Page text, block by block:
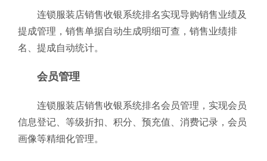
连锁服装店销售收银系统排名实现导购销售业绩及
提成管理，销售单据自动生成明细可查，销售业绩排
名、提成自动统计。
会员管理
连锁服装店销售收银系统排名会员管理，实现会员
信息登记、等级折扣、积分、预充值、消费记录，会员
画像等精细化管理。